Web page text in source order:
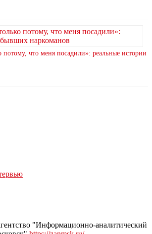
потому, что меня посадили»: реальные истории
дня в Тульской области на сайте
"Информационно-аналитический